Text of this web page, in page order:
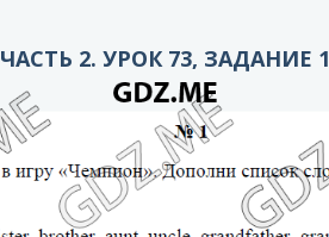
ЧАСТЬ 2. УРОК 73, ЗАДАНИЕ 1